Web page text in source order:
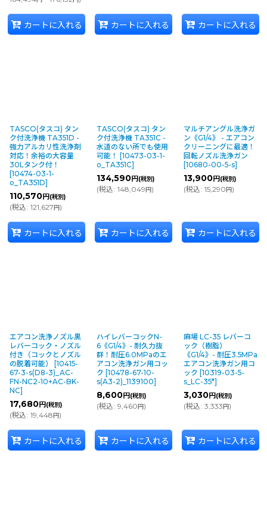
カートに入れる カートに入れる カートに入れる
TASCO(タスコ) タン
ク付洗浄機 TA351D -
強力アルカリ性洗浄剤
対応！余裕の大容量
30Lタンク付！
[10474-03-1-
o_TA351D]
110,570円 (税別)
(税込: 121,627 円)
カートに入れる
TASCO(タスコ) タン
ク付洗浄機 TA351C -
水道のない所でも使用
可能！
[10473-03-1-
o_TA351C]
134,590円 (税別)
(税込: 148,049 円)
カートに入れる
マルチアングル洗浄ガ
ン《G1/4》 - エアコン
クリーニングに最適！
回転ノズル洗浄ガン
[10680-00-5-s]
13,900円 (税別)
(税込: 15,290 円)
カートに入れる
エアコン洗浄ノズル黒
レバーコック・ノズル
付き（コックとノズル
の脱着可能）
[10415-
67-3-s(D8-3)_AC-
FN-NC2-10+AC-BK-
NC]
17,680円 (税別)
(税込: 19,448 円)
カートに入れる
ハイレバーコックN-
6《G1/4》- 耐久力抜
群！耐圧6.0MPaのエ
アコン洗浄ガン用コッ
ク [10478-67-10-
s(A3-2)_1139100]
8,600円 (税別)
(税込: 9,460 円)
カートに入れる
麻場 LC-35 レバーコ
ック（樹脂）
《G1/4》- 耐圧3.5MPa
エアコン洗浄ガン用コ
ック [10319-03-5-
s_LC-35*]
3,030円 (税別)
(税込: 3,333 円)
カートに入れる